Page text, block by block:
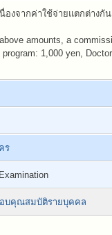
องจากค่าใช้จ่ายแตกต่างกั
amounts, a
1,000 yen,
ร
บคุณสมบัติรายบุคคล